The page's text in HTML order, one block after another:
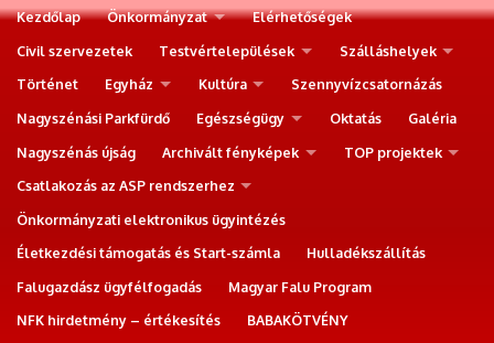
Kezdőlap Önkormányzat
Elérhetőségek
Civil szervezetek
Testvértelepülések
Szálláshelyek
Történet
Egyház Kultúra
Szennyvízcsatornázás
Nagyszénási Parkfürdő
Egészségügy Oktatás
Galéria
Nagyszénás újság
Archivált fényképek
TOP projektek
Csatlakozás az ASP rendszerhez
Önkormányzati elektronikus ügyintézés
Életkezdési támogatás és Start-számla
Hulladékszállítás
Falugazdász ügyfélfogadás
Magyar Falu Program
NFK hirdetmény – értékesítés
BABAKÖTVÉNY